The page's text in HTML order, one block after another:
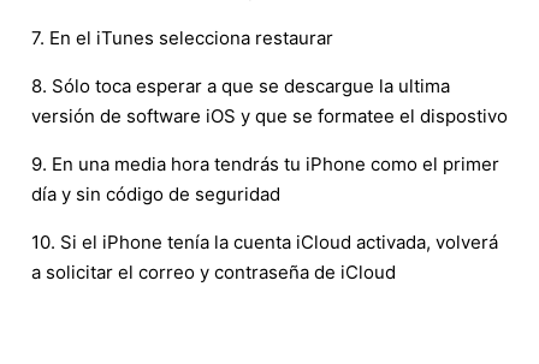
7. En el iTunes selecciona restaurar
8. Sólo toca esperar a que se descargue la ultima
versión de software iOS y que se formatee el dispostivo
9. En una media hora tendrás tu iPhone como el primer
día y sin código de seguridad
10. Si el iPhone tenía la cuenta iCloud activada, volverá
a solicitar el correo y contraseña de iCloud